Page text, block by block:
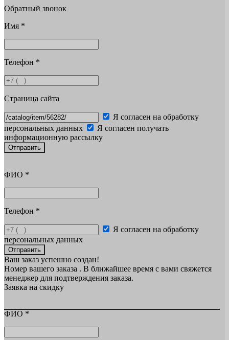
Обратный звонок
Имя *
Телефон *
Страница сайта
Я согласен на обработку
персональных данных
Я согласен получать
информационную рассылку
Отправить
ФИО *
Телефон *
Я согласен на обработку
персональных данных
Отправить
Ваш заказ успешно создан!
Номер вашего заказа . В ближайшее время с вами свяжется
менеджер для подтверждения заказа.
Заявка на скидку
ФИО *